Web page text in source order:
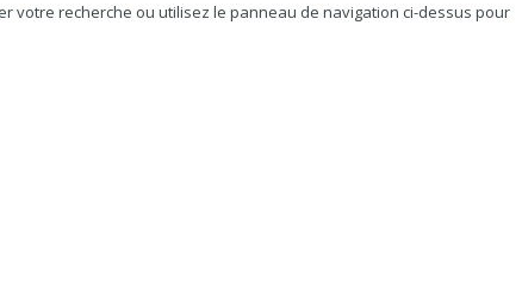
votre recherche ou utilisez le panneau de navigation ci-dessus pour